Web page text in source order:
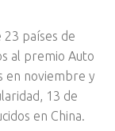
países de
al premio Auto
en noviembre y
13 de
en China.